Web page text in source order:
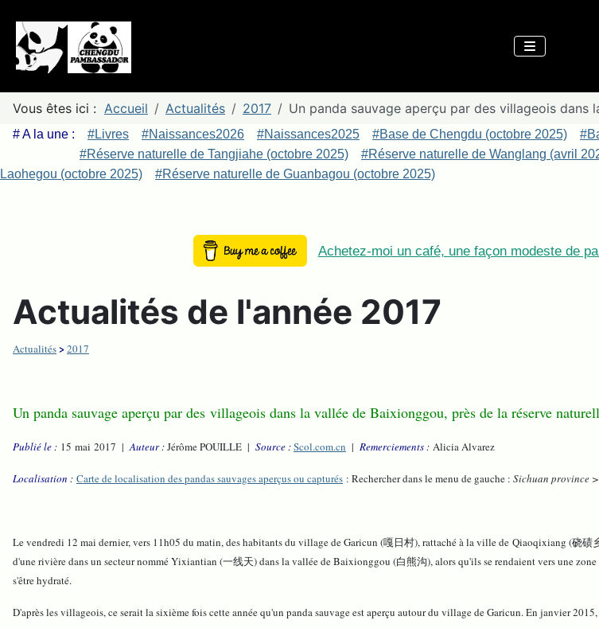
Vous êtes ici : Accueil Actualités 2017 Un panda sauvage aperçu par des villageois dans
# A la une : #Livres #Naissances2026 #Naissances2025 #Base de Chengdu (octobre 2025)
#Réserve naturelle de Tangjiahe (octobre 2025)
#Réserve naturelle de Wanglang (avril
Laohegou (octobre 2025)
#Réserve naturelle de Guanbagou (octobre 2025)
Achetez-moi un café, une façon modeste de
Actualités de l'année 2017
Actualités>2017
Un panda sauvage aperçu par des villageois dans la vallée de Baixionggou, près de la réserve
Publié le : 15 mai 2017 |Auteur :Jérôme POUILLE | Source :Scol.com.cn | Remerciements : Alicia Alvarez
Localisation : Carte de localisation des pandas sauvages aperçus ou capturés : Rechercher dans le menu de gauche : Sichuan province
Le vendredi 12 mai dernier, vers 11h05 du matin, des habitants du village de Garicun (嘎日村), rattaché à la ville de Qiaoqixiang (硗
d'une rivière dans un secteur nommé Yixiantian (一线天) dans la vallée de Baixionggou (白熊沟), alors qu'ils se rendaient vers une
s'être hydraté.
D'après les villageois, ce serait la sixième fois cette année qu'un panda sauvage est aperçu autour du village de Garicun.En janvier 2015,